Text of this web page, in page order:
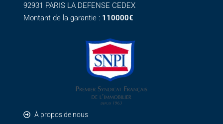
92931 PARIS LA DEFENSE CEDEX
Montant de la garantie : 110000€
À propos de nous